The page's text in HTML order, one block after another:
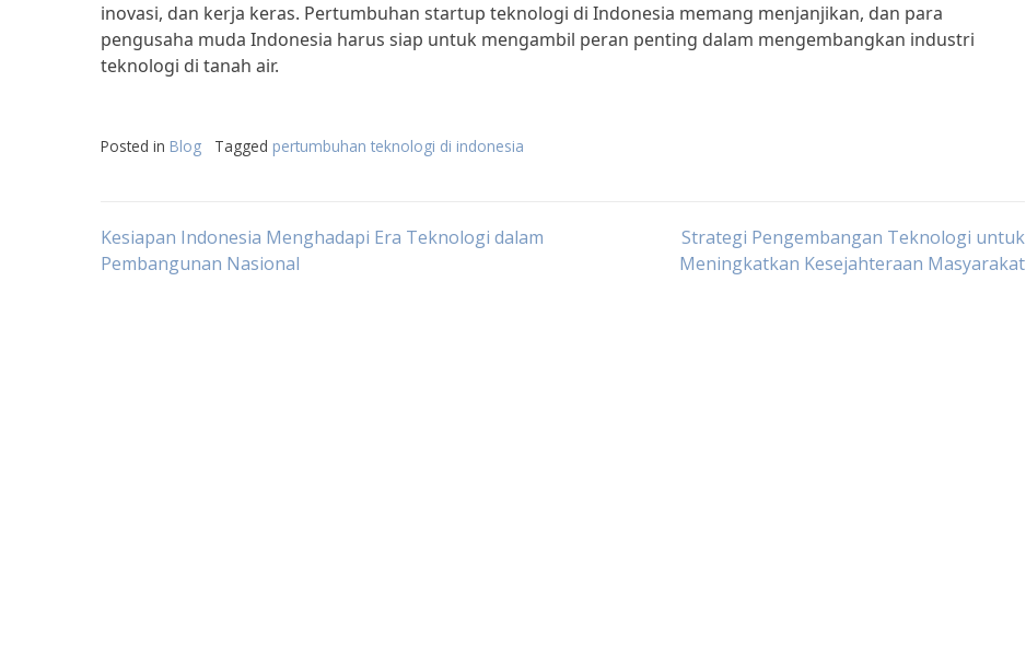
inovasi, dan kerja keras. Pertumbuhan startup teknologi di Indonesia memang menjanjikan, dan para
pengusaha muda Indonesia harus siap untuk mengambil peran penting dalam mengembangkan industri
teknologi di tanah air.
Posted in Blog Tagged pertumbuhan teknologi di indonesia
Post
Kesiapan Indonesia Menghadapi Era Teknologi dalam
Pembangunan Nasional
Strategi Pengembangan Teknologi untuk
Meningkatkan Kesejahteraan Masyarakat